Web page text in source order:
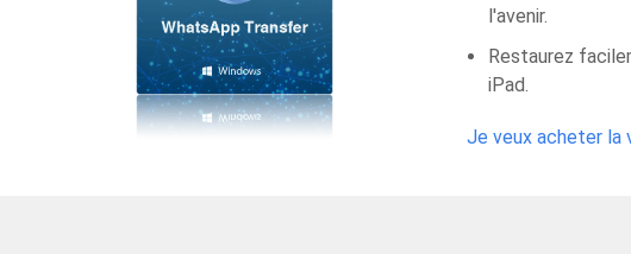
l'avenir.
Restaurez
iPad.
Je veux acheter la